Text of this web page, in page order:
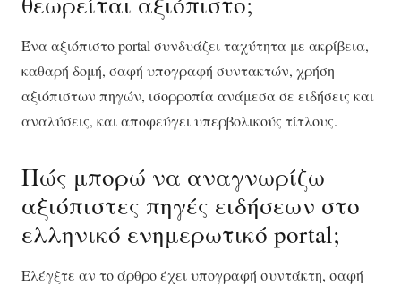
Ένα αξιόπιστο portal συνδυάζει ταχύτητα με ακρίβεια,
καθαρή δομή, σαφή υπογραφή συντακτών, χρήση
αξιόπιστων πηγών, ισορροπία ανάμεσα σε ειδήσεις και
αναλύσεις, και αποφεύγει υπερβολικούς τίτλους.
Πώς μπορώ να αναγνωρίζω
αξιόπιστες πηγές ειδήσεων στο
ελληνικό ενημερωτικό portal;
Ελέγξτε αν το άρθρο έχει υπογραφή συντάκτη, σαφή